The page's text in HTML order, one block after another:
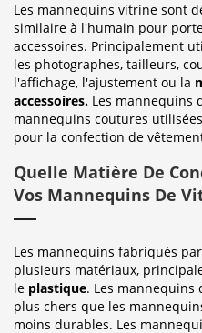
Les mannequins vitrine sont
similaire à l'humain pour
accessoires. Principalement
les photographes, tailleurs,
l'affichage, l'ajustement ou la
accessoires. Les mannequins
mannequins coutures
pour la confection de
Quelle Matière De
Vos Mannequins De
Les mannequins fabriqués
plusieurs matériaux,
le plastique. Les
plus chers que les
moins durables. Les